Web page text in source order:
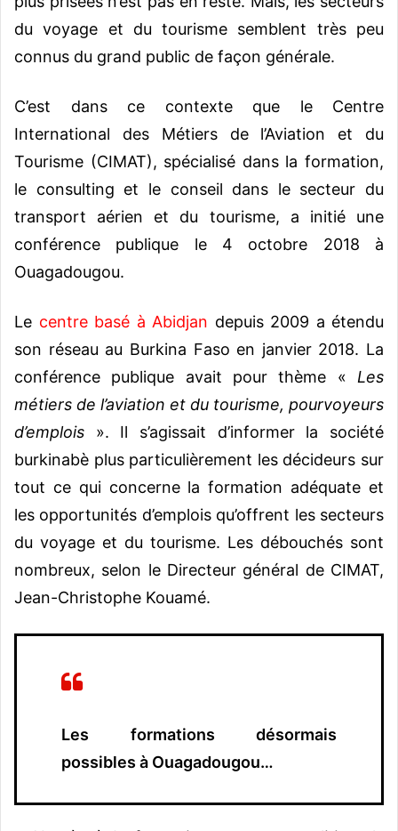
du voyage et du tourisme semblent très peu
connus du grand public de façon générale.
C’est dans ce contexte que le Centre
International des Métiers de l’Aviation et du
Tourisme (CIMAT), spécialisé dans la formation,
le consulting et le conseil dans le secteur du
transport aérien et du tourisme, a initié une
conférence publique le 4 octobre 2018 à
Ouagadougou.
Le centre basé à Abidjan depuis 2009 a étendu
son réseau au Burkina Faso en janvier 2018. La
conférence publique avait pour thème « Les
métiers de l’aviation et du tourisme, pourvoyeurs
d’emplois ». Il s’agissait d’informer la société
burkinabè plus particulièrement les décideurs sur
tout ce qui concerne la formation adéquate et
les opportunités d’emplois qu’offrent les secteurs
du voyage et du tourisme. Les débouchés sont
nombreux, selon le Directeur général de CIMAT,
Jean-Christophe Kouamé.
Les formations désormais
possibles à Ouagadougou…